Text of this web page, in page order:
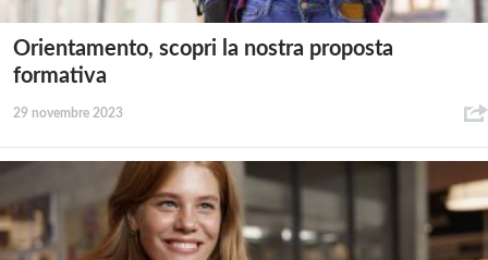
Orientamento, scopri la nostra proposta
formativa
29 novembre 2023